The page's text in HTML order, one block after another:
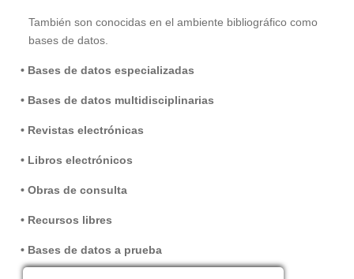
También son conocidas en el ambiente bibliográfico como
bases de datos.
• Bases de datos especializadas
• Bases de datos multidisciplinarias
• Revistas electrónicas
• Libros electrónicos
• Obras de consulta
• Recursos libres
• Bases de datos a prueba